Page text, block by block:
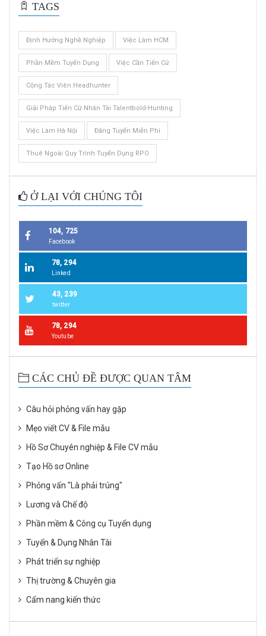
TAGS
Định Hướng Nghề Nghiệp Việc Làm HCM
Phần Mềm Tuyển Dụng Việc Cần Tiến Cử
Cộng Tác Viên Headhunter
Giải Pháp Tiến Cử Nhân Tài Talentbold-Hunting
Việc Làm Hà Nội Đăng Tuyển Miễn Phí
Thuê Ngoài Quy Trình Tuyển Dụng RPO
Ở LẠI VỚI CHÚNG TÔI
104, 725
Facebook
78, 294
Linked
43, 239
twitter
78, 294
Youtube
CÁC CHỦ ĐỀ ĐƯỢC QUAN TÂM
Câu hỏi phỏng vấn hay gặp
Mẹo viết CV & File mẫu
Hồ Sơ Chuyên nghiệp & File CV mẫu
Tạo Hồ sơ Online
Phỏng vấn "Là phải trúng"
Lương và Chế độ
Phần mềm & Công cụ Tuyển dụng
Tuyển & Dụng Nhân Tài
Phát triển sự nghiệp
Thị trường & Chuyên gia
Cẩm nang kiến thức